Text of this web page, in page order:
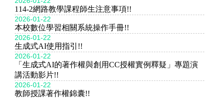
114-2網路教學課程師生注意事項!!
2026-01-22
本校數位學習相關系統操作手冊!!
2026-01-22
生成式AI使用指引!!
2026-01-22
「生成式AI的著作權與創用CC授權實例釋疑」專題演
講活動影片!!
2026-01-22
教師授課著作權錦囊!!